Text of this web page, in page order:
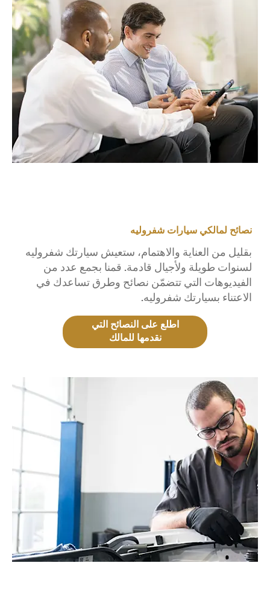
نصائح لمالكي سيارات شفروليه
بقليل من العناية والاهتمام، ستعيش سيارتك شفروليه
لسنوات طويلة ولأجيال قادمة. قمنا بجمع عدد من
الفيديوهات التي تتضمّن نصائح وطرق تساعدك في
الاعتناء بسيارتك شفروليه.
اطلع على النصائح التي
نقدمها للمالك